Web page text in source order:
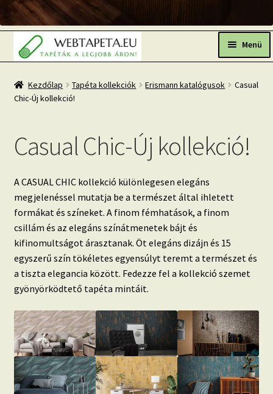
Ugrás
a
navigációhoz
Kilépés
a
tartalomba Menü
Népszerű tapéták
Tapéta BLOG
Mi az a fotótapéta?
Tapétázási tanácsok
Beton hatású tapéták
Kapcsolat
Kezdőlap Tapéta kollekciók Erismann katalógusok
Casual
Chic-Új kollekció!
Casual Chic-Új kollekció!
A CASUAL CHIC kollekció különlegesen elegáns
megjelenéssel mutatja be a természet által ihletett
formákat és színeket. A finom fémhatások, a finom
csillám és az elegáns színátmenetek bájt és
kifinomultságot árasztanak. Öt elegáns dizájn és 15
egyszerű szín tökéletes egyensúlyt teremt a természet és
a tiszta elegancia között. Fedezze fel a kollekció szemet
gyönyörködtető tapéta mintáit.